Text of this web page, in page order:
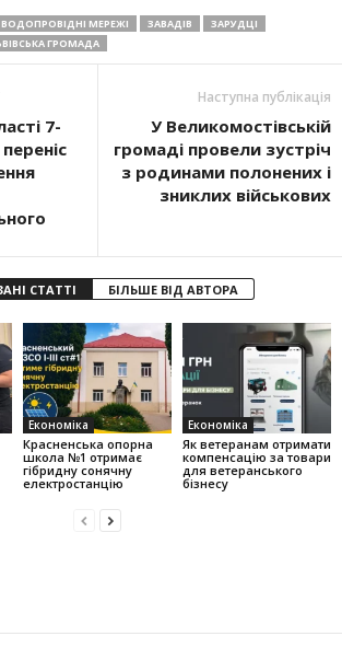
ВОДОПРОВІДНІ МЕРЕЖІ ЗАВАДІВ
ЗАРУДЦІ
ГРОМАДА
7-
Наступна публікація
У Великомостівській
громаді провели зустріч
з родинами полонених і
зниклих військових
СТАТТІ БІЛЬШЕ ВІД АВТОРА
Економіка
Красненська опорна
школа №1 отримає
гібридну сонячну
електростанцію
Економіка
Як ветеранам отримати
компенсацію за товари
для ветеранського
бізнесу